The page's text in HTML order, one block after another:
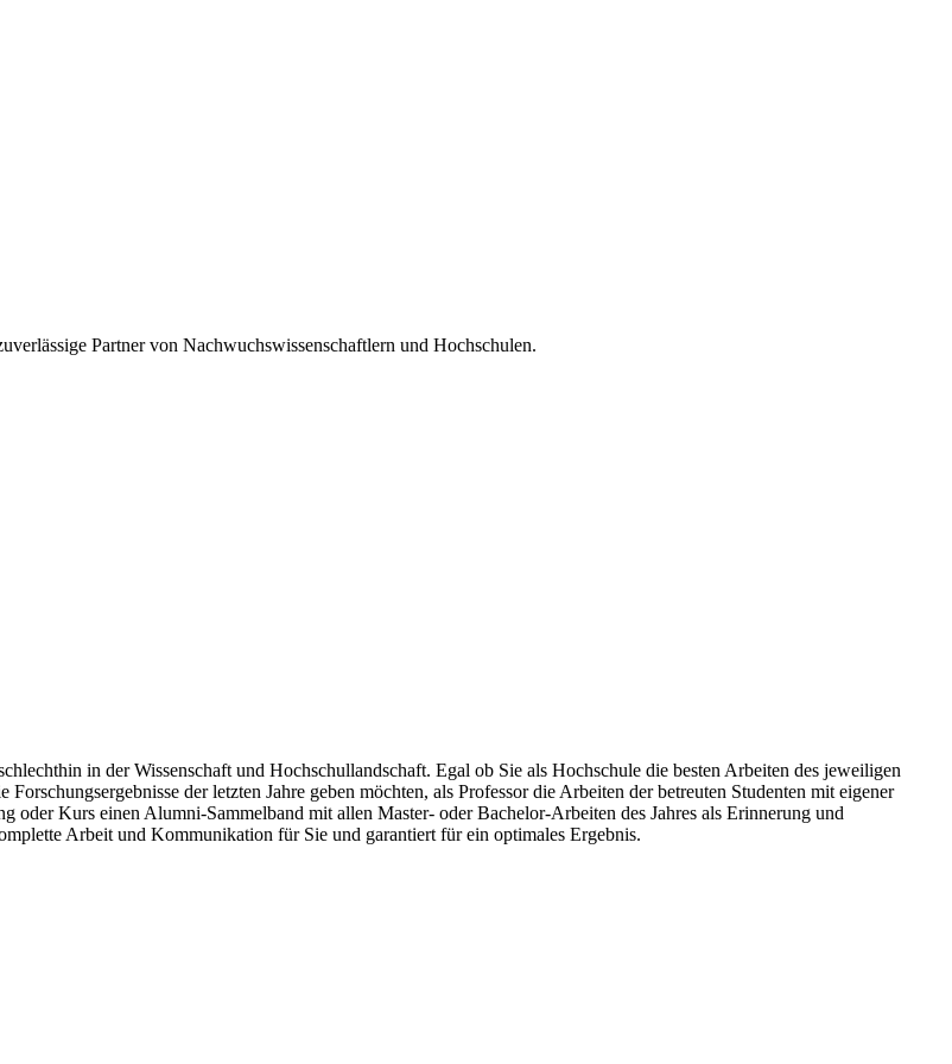
Partner von Nachwuchswissenschaftlern und Hochschulen.
in der Wissenschaft und Hochschullandschaft. Egal ob Sie als Hochschule die besten Arbeiten des jeweiligen
der letzten Jahre geben möchten, als Professor die Arbeiten der betreuten Studenten mit eigener
oder Kurs einen Alumni-Sammelband mit allen Master- oder Bachelor-Arbeiten des Jahres als Erinnerung und
Arbeit und Kommunikation für Sie und garantiert für ein optimales Ergebnis.